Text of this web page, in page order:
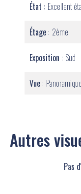
État Excellent
Étage 2ème
Exposition Sud
Vue Panoramique
Autres
Pas